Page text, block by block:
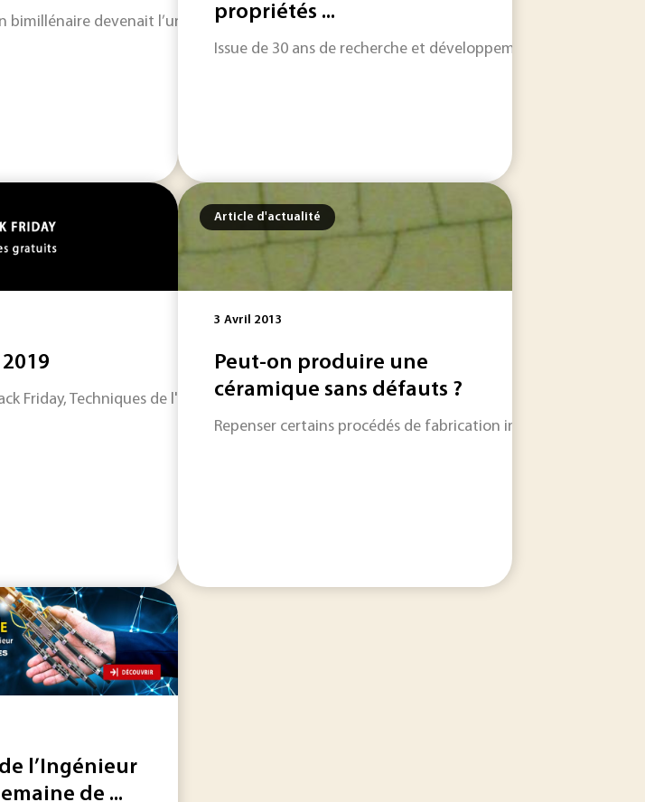
bimillénaire devenait l’une des solutions les plus pertinentes aux défis énergétiques
propriétés ...
Issue de 30 ans de recherche et développement, la start-up
science permet de réduire la consommation d'énergie de nombreux équipements.
Friday, Techniques de l'Ingénieur vous ouvre gratuitement un article de chaque base
Article d'actualité
3 Avril 2013
Peut-on produire une
céramique sans défauts ?
Repenser certains procédés de fabrication industrielle des
l’Ingénieur
de ...